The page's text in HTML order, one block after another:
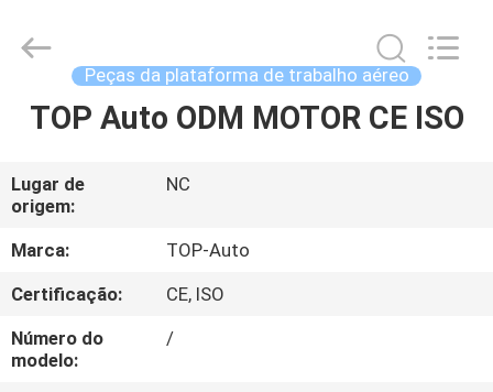
CASA
PRODUTOS
VÍDEOS
SOBRE
NÓS
Rights
Reserved.
Peças da plataforma de trabalho aéreo
TOP Auto ODM MOTOR CE ISO
Lugar de
origem:
NC
Marca:
TOP-Auto
Certificação:
CE, ISO
Número do
modelo:
/